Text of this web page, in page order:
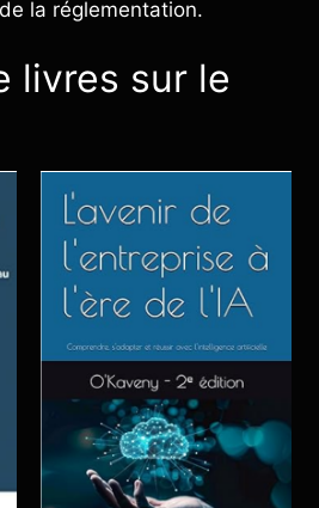
la réglementation.
livres sur le